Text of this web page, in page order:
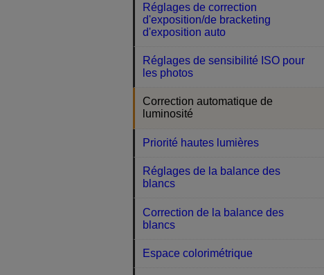
Réglages de correction
d'exposition/de bracketing
d'exposition auto
Réglages de sensibilité ISO pour
les photos
Correction automatique de
luminosité
Priorité hautes lumières
Réglages de la balance des
blancs
Correction de la balance des
blancs
Espace colorimétrique